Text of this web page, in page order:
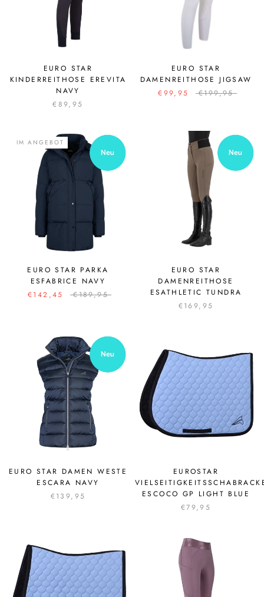
EURO STAR
KINDERREITHOSE EREVITA
NAVY
€89,95
EURO STAR
DAMENREITHOSE JIGSAW
€99,95
€199,95
IM ANGEBOT
EURO STAR PARKA
ESFABRICE NAVY
€142,45
€189,95
EURO STAR
DAMENREITHOSE
ESATHLETIC TUNDRA
€169,95
EURO STAR DAMEN WESTE
ESCARA NAVY
€139,95
EUROSTAR
ESCOCO GP LIGHT BLUE
€79,95